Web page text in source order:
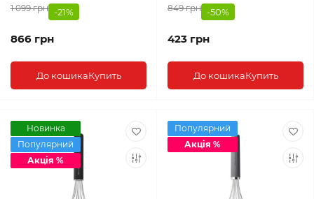
1 099 грн -21%
866 грн
До кошикаКупить
849 грн -50%
423 грн
До кошикаКупить
Новинка
Популярний
Акція %
Популярний
Акція %